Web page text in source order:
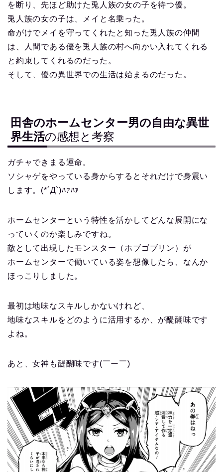
を断り、先ほど助けた兎人族の女の子を待つ優。
兎人族の女の子は、メイと名乗った。
命がけでメイを守ってくれたと知った兎人族の仲間
は、人間である優を兎人族の村へ向かい入れてくれる
と約束してくれるのだった。
そして、優の異世界での生活は始まるのだった。
田舎のホームセンター男の自由な異世
界生活の感想と考察
ガチャできまる運命。
ソシャゲをやっている身からするとそれだけで身震い
します。(*´Д`)ﾊｧﾊｧ
ホームセンターという特性を活かしてどんな展開にな
っていくのか楽しみですね。
敵として出現したモンスター（ホブゴブリン）が
ホームセンターで働いている姿を想像したら、なんか
ほっこりしました。
最初は地味なスキルしかないけれど、
地味なスキルをどのように活用するか、が醍醐味です
よね。
あと、女神も醍醐味です(￣ー￣)